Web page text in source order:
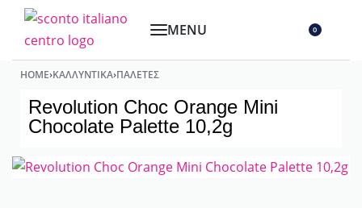
0
HOME›ΚΑΛΛΥΝΤΙΚΆ›ΠΑΛΈΤΕΣ
Revolution Choc Orange Mini
Chocolate Palette 10,2g